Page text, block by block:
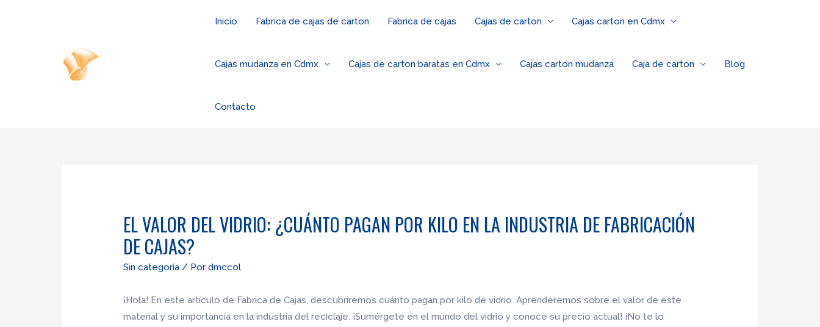
Inicio Fabrica de cajas de carton Fabrica de cajas Cajas de carton Cajas carton en Cdmx
Cajas mudanza en Cdmx Cajas de carton baratas en Cdmx Cajas carton mudanza Caja de carton Blog
Contacto
EL VALOR DEL VIDRIO: ¿CUÁNTO PAGAN POR KILO EN LA INDUSTRIA DE FABRICACIÓN
DE CAJAS?
Sin categoría / Pordmccol
¡Hola! En este artículo de Fabrica de Cajas, descubriremos cuánto pagan por kilo de vidrio. Aprenderemos sobre el valor de este
material y su importancia en la industria del reciclaje. ¡Sumérgete en el mundo del vidrio y conoce su precio actual! ¡No te lo